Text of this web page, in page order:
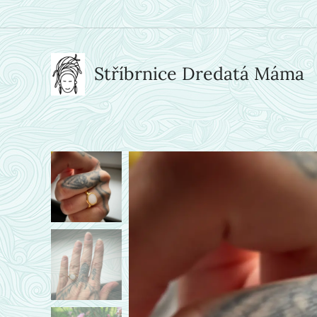
Stříbrnice Dredatá Máma